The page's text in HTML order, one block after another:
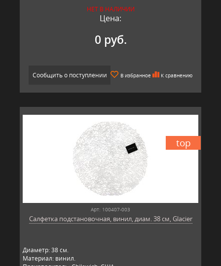
НЕТ В НАЛИЧИИ
Цена:
0 руб.
Сообщить о поступлении В избранное К сравнению
top
Арт: 100407-003
Салфетка подстановочная, винил, диам. 38 см, Glacier
Диаметр: 38 см.
Материал: винил.